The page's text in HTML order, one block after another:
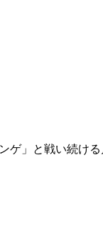
ゲ」と戦い続け